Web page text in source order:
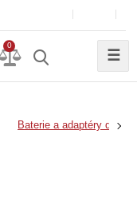
0
☰
Baterie a adaptéry do